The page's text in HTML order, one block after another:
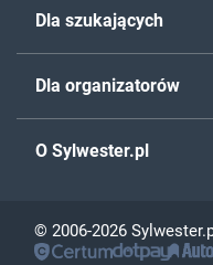
Dla szukających
Dla organizatorów
O Sylwester.pl
© 2006-2026